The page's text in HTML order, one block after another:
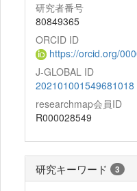
研究者番号
80849365
ORCID ID
https://orcid.org/
J-GLOBAL ID
202101001549681018
researchmap会員ID
R000028549
研究キーワード 3